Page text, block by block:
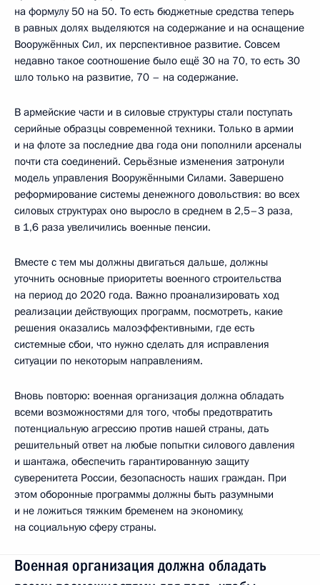
на формулу 50 на 50. То есть бюджетные средства теперь
в равных долях выделяются на содержание и на оснащение
Вооружённых Сил, их перспективное развитие. Совсем
недавно такое соотношение было ещё 30 на 70, то есть 30
шло только на развитие, 70 – на содержание.
В армейские части и в силовые структуры стали поступать
серийные образцы современной техники. Только в армии
и на флоте за последние два года они пополнили арсеналы
почти ста соединений. Серьёзные изменения затронули
модель управления Вооружёнными Силами. Завершено
реформирование системы денежного довольствия: во всех
силовых структурах оно выросло в среднем в 2,5–3 раза,
в 1,6 раза увеличились военные пенсии.
Вместе с тем мы должны двигаться дальше, должны
уточнить основные приоритеты военного строительства
на период до 2020 года. Важно проанализировать ход
реализации действующих программ, посмотреть, какие
решения оказались малоэффективными, где есть
системные сбои, что нужно сделать для исправления
ситуации по некоторым направлениям.
Вновь повторю: военная организация должна обладать
всеми возможностями для того, чтобы предотвратить
потенциальную агрессию против нашей страны, дать
решительный ответ на любые попытки силового давления
и шантажа, обеспечить гарантированную защиту
суверенитета России, безопасность наших граждан. При
этом оборонные программы должны быть разумными
и не ложиться тяжким бременем на экономику,
на социальную сферу страны.
Военная организация должна обладать